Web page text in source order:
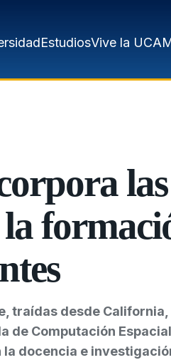
EstudiosVive la
las
la
traídas desde California,
de Computación
docencia e